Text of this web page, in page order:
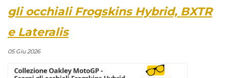
gli occhiali Frogskins Hybrid, BXTR
e Lateralis
05 Giu 2026